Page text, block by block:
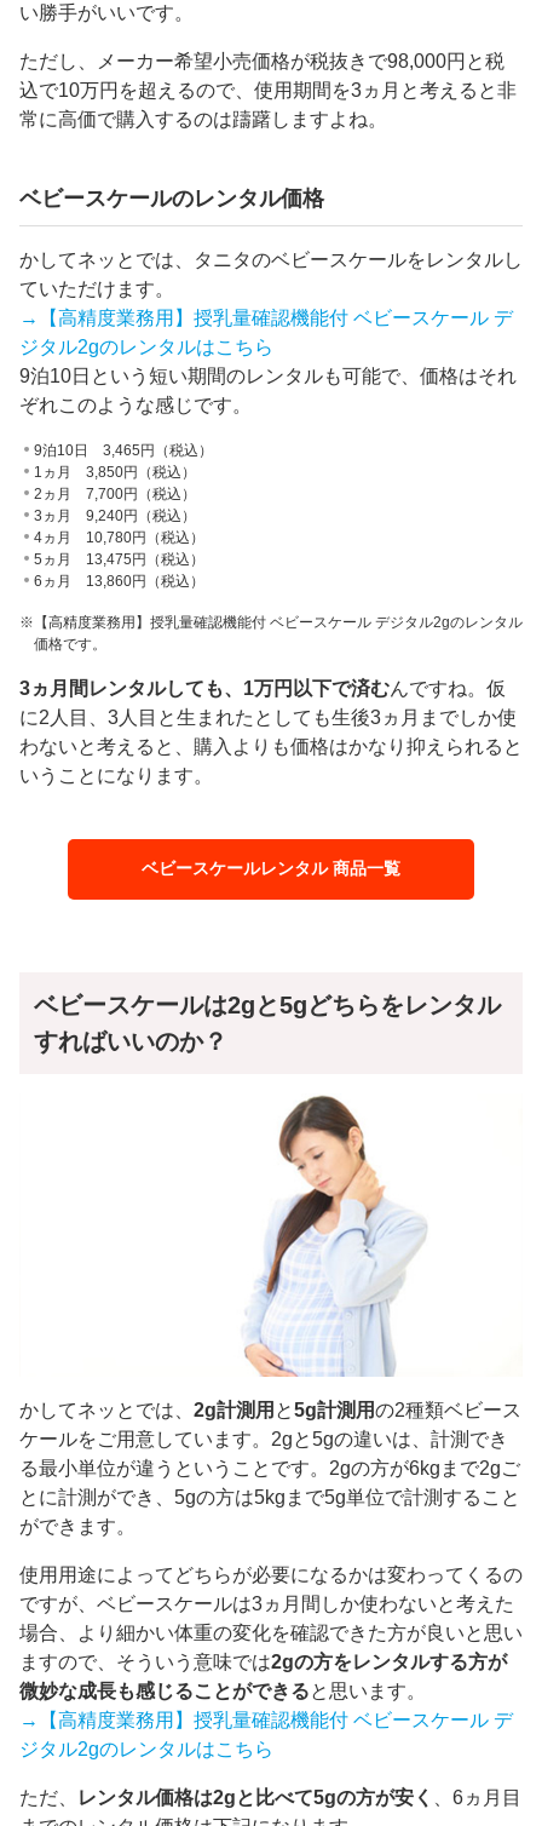
い勝手がいいです。
ただし、メーカー希望小売価格が税抜きで98,000円と税
込で10万円を超えるので、使用期間を3ヵ月と考えると非
常に高価で購入するのは躊躇しますよね。
ベビースケールのレンタル価格
かしてネッとでは、タニタのベビースケールをレンタルし
ていただけます。
→【高精度業務用】授乳量確認機能付 ベビースケール デ
ジタル2gのレンタルはこちら
9泊10日という短い期間のレンタルも可能で、価格はそれ
ぞれこのような感じです。
9泊10日 3,465円（税込）
1ヵ月 3,850円（税込）
2ヵ月 7,700円（税込）
3ヵ月 9,240円（税込）
4ヵ月 10,780円（税込）
5ヵ月 13,475円（税込）
6ヵ月 13,860円（税込）
【高精度業務用】授乳量確認機能付 ベビースケール デジタル2gのレンタル
価格です。
3ヵ月間レンタルしても、1万円以下で済むんですね。仮
に2人目、3人目と生まれたとしても生後3ヵ月までしか使
わないと考えると、購入よりも価格はかなり抑えられると
いうことになります。
ベビースケールレンタル 商品一覧
ベビースケールは2gと5gどちらをレンタル
すればいいのか？
かしてネッとでは、 2g計測用 と5g計測用の2種類ベビース
ケールをご用意しています。2gと5gの違いは、計測でき
る最小単位が違うということです。2gの方が6kgまで2gご
とに計測ができ、5gの方は5kgまで5g単位で計測すること
ができます。
使用用途によってどちらが必要になるかは変わってくるの
ですが、ベビースケールは3ヵ月間しか使わないと考えた
場合、より細かい体重の変化を確認できた方が良いと思い
ますので、そういう意味では2gの方をレンタルする方が
微妙な成長も感じることができると思います。
→【高精度業務用】授乳量確認機能付 ベビースケール デ
ジタル2gのレンタルはこちら
ただ、 レンタル価格は2gと比べて5gの方が安く
、6ヵ月目